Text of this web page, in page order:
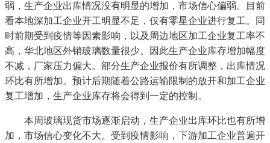
弱，生产企业出库情况没有明显的增加，市场信心偏弱。目前
看本地深加工企业开工明显不足，仅有零星企业进行复工。同
时前期受到疫情等因素影响，以及周边地区加工企业复工率不
高，华北地区外销玻璃数量很少。因此生产企业库存增加幅度
不减，厂家压力偏大。部分生产企业报价有所调整，出库情况
环比有所增加。预计后期随着公路运输限制的放开和加工企业
复工增加，生产企业库存将会得到一定的控制。
本周玻璃现货市场逐渐启动，生产企业出库环比也有所增
加，市场信心变化不大。受到疫情影响，下游加工企业普遍开